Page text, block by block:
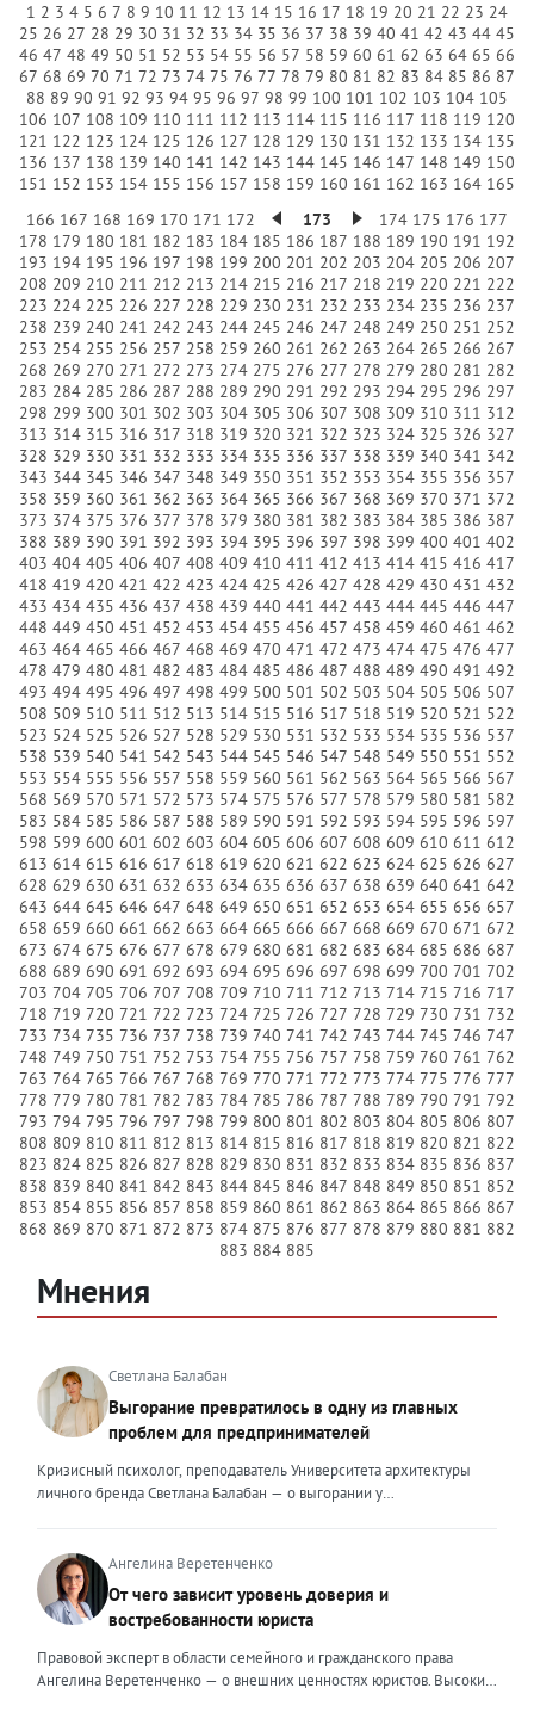
1 2 3 4 5 6 7 8 9 10 11 12 13 14 15 16 17 18 19 20 21 22 23 24
25 26 27 28 29 30 31 32 33 34 35 36 37 38 39 40 41 42 43 44 45
46 47 48 49 50 51 52 53 54 55 56 57 58 59 60 61 62 63 64 65 66
67 68 69 70 71 72 73 74 75 76 77 78 79 80 81 82 83 84 85 86 87
88 89 90 91 92 93 94 95 96 97 98 99 100 101 102 103 104 105
106 107 108 109 110 111 112 113 114 115 116 117 118 119 120
121 122 123 124 125 126 127 128 129 130 131 132 133 134 135
136 137 138 139 140 141 142 143 144 145 146 147 148 149 150
151 152 153 154 155 156 157 158 159 160 161 162 163 164 165
166 167 168 169 170 171 172 173 174 175 176 177
178 179 180 181 182 183 184 185 186 187 188 189 190 191 192
193 194 195 196 197 198 199 200 201 202 203 204 205 206 207
208 209 210 211 212 213 214 215 216 217 218 219 220 221 222
223 224 225 226 227 228 229 230 231 232 233 234 235 236 237
238 239 240 241 242 243 244 245 246 247 248 249 250 251 252
253 254 255 256 257 258 259 260 261 262 263 264 265 266 267
268 269 270 271 272 273 274 275 276 277 278 279 280 281 282
283 284 285 286 287 288 289 290 291 292 293 294 295 296 297
298 299 300 301 302 303 304 305 306 307 308 309 310 311 312
313 314 315 316 317 318 319 320 321 322 323 324 325 326 327
328 329 330 331 332 333 334 335 336 337 338 339 340 341 342
343 344 345 346 347 348 349 350 351 352 353 354 355 356 357
358 359 360 361 362 363 364 365 366 367 368 369 370 371 372
373 374 375 376 377 378 379 380 381 382 383 384 385 386 387
388 389 390 391 392 393 394 395 396 397 398 399 400 401 402
403 404 405 406 407 408 409 410 411 412 413 414 415 416 417
418 419 420 421 422 423 424 425 426 427 428 429 430 431 432
433 434 435 436 437 438 439 440 441 442 443 444 445 446 447
448 449 450 451 452 453 454 455 456 457 458 459 460 461 462
463 464 465 466 467 468 469 470 471 472 473 474 475 476 477
478 479 480 481 482 483 484 485 486 487 488 489 490 491 492
493 494 495 496 497 498 499 500 501 502 503 504 505 506 507
508 509 510 511 512 513 514 515 516 517 518 519 520 521 522
523 524 525 526 527 528 529 530 531 532 533 534 535 536 537
538 539 540 541 542 543 544 545 546 547 548 549 550 551 552
553 554 555 556 557 558 559 560 561 562 563 564 565 566 567
568 569 570 571 572 573 574 575 576 577 578 579 580 581 582
583 584 585 586 587 588 589 590 591 592 593 594 595 596 597
598 599 600 601 602 603 604 605 606 607 608 609 610 611 612
613 614 615 616 617 618 619 620 621 622 623 624 625 626 627
628 629 630 631 632 633 634 635 636 637 638 639 640 641 642
643 644 645 646 647 648 649 650 651 652 653 654 655 656 657
658 659 660 661 662 663 664 665 666 667 668 669 670 671 672
673 674 675 676 677 678 679 680 681 682 683 684 685 686 687
688 689 690 691 692 693 694 695 696 697 698 699 700 701 702
703 704 705 706 707 708 709 710 711 712 713 714 715 716 717
718 719 720 721 722 723 724 725 726 727 728 729 730 731 732
733 734 735 736 737 738 739 740 741 742 743 744 745 746 747
748 749 750 751 752 753 754 755 756 757 758 759 760 761 762
763 764 765 766 767 768 769 770 771 772 773 774 775 776 777
778 779 780 781 782 783 784 785 786 787 788 789 790 791 792
793 794 795 796 797 798 799 800 801 802 803 804 805 806 807
808 809 810 811 812 813 814 815 816 817 818 819 820 821 822
823 824 825 826 827 828 829 830 831 832 833 834 835 836 837
838 839 840 841 842 843 844 845 846 847 848 849 850 851 852
853 854 855 856 857 858 859 860 861 862 863 864 865 866 867
868 869 870 871 872 873 874 875 876 877 878 879 880 881 882
883 884 885
Мнения
Светлана Балабан
Выгорание превратилось в одну из главных
проблем для предпринимателей
Кризисный психолог, преподаватель Университета архитектуры
личного бренда Светлана Балабан — о выгорании у
проблемой, однако выгорание у предпринимателей заметно
отличается от выгорания у наёмных сотрудников. Наёмный
сотрудник может уйти на больничный или в отпуск, пожаловаться
на что-то начальству или сменить работу. Предприниматель — сам
себе начальник и основа системы. Если он устаёт, бизнес не встанет
на паузу, а просто начнёт разваливаться. У предпринимателей
Ангелина Веретенченко
От чего зависит уровень доверия и
востребованности юриста
Правовой эксперт в области семейного и гражданского права
Ангелина Веретенченко — о внешних ценностях юристов. Высокий